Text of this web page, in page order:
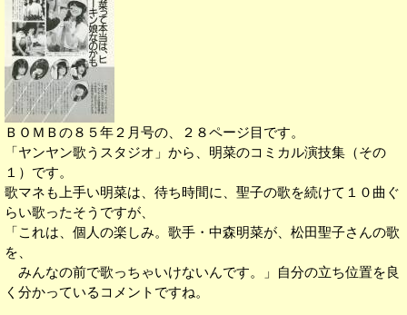
ＢＯＭＢの８５年２月号の、２８ページ目です。
「ヤンヤン歌うスタジオ」から、明菜のコミカル演技集（その
１）です。
歌マネも上手い明菜は、待ち時間に、聖子の歌を続けて１０曲ぐ
らい歌ったそうですが、
「これは、個人の楽しみ。歌手・中森明菜が、松田聖子さんの歌
を、
みんなの前で歌っちゃいけないんです。」自分の立ち位置を良
く分かっているコメントですね。